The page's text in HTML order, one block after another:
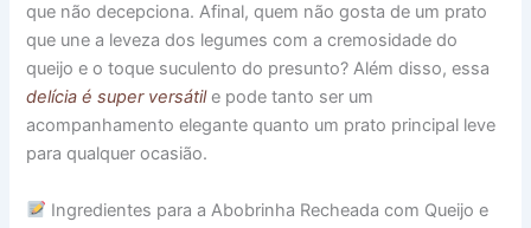
que não decepciona. Afinal, quem não gosta de um prato
que une a leveza dos legumes com a cremosidade do
queijo e o toque suculento do presunto? Além disso, essa
delícia é super versátile pode tanto ser um
acompanhamento elegante quanto um prato principal leve
para qualquer ocasião.
Ingredientes para a Abobrinha Recheada com Queijo e